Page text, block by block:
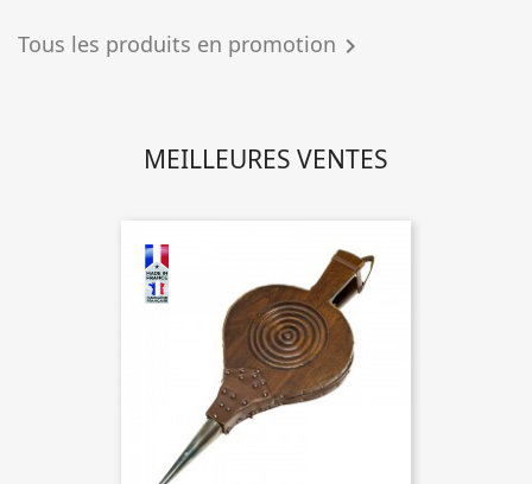
Tous les produits en promotion 
MEILLEURES VENTES